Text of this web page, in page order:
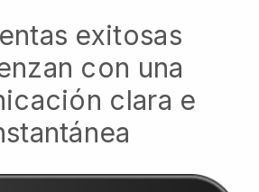
exitosas
con una
clara e